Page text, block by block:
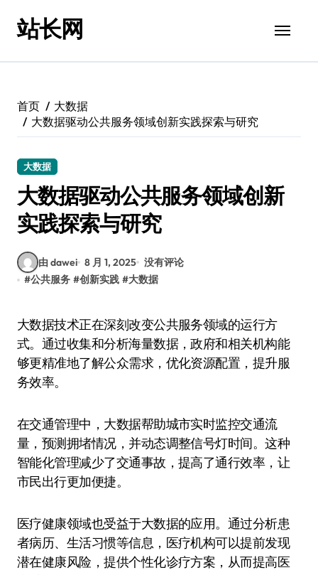
站长网
首页
大数据
大数据驱动公共服务领域创新实践探索与研究
大数据
大数据驱动公共服务领域创新
实践探索与研究
由 dawei 8 月 1, 2025 没有评论
#公共服务 #创新实践 #大数据
大数据技术正在深刻改变公共服务领域的运行方
式。通过收集和分析海量数据，政府和相关机构能
够更精准地了解公众需求，优化资源配置，提升服
务效率。
在交通管理中，大数据帮助城市实时监控交通流
量，预测拥堵情况，并动态调整信号灯时间。这种
智能化管理减少了交通事故，提高了通行效率，让
市民出行更加便捷。
医疗健康领域也受益于大数据的应用。通过分析患
者病历、生活习惯等信息，医疗机构可以提前发现
潜在健康风险，提供个性化诊疗方案，从而提高医